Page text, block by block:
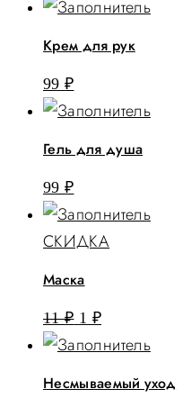
Крем для рук
99₽
Гель для душа
99₽
СКИДКА
Маска
11₽ Первоначальная
цена
1 ₽Текущая
цена:
Несмываемый уход